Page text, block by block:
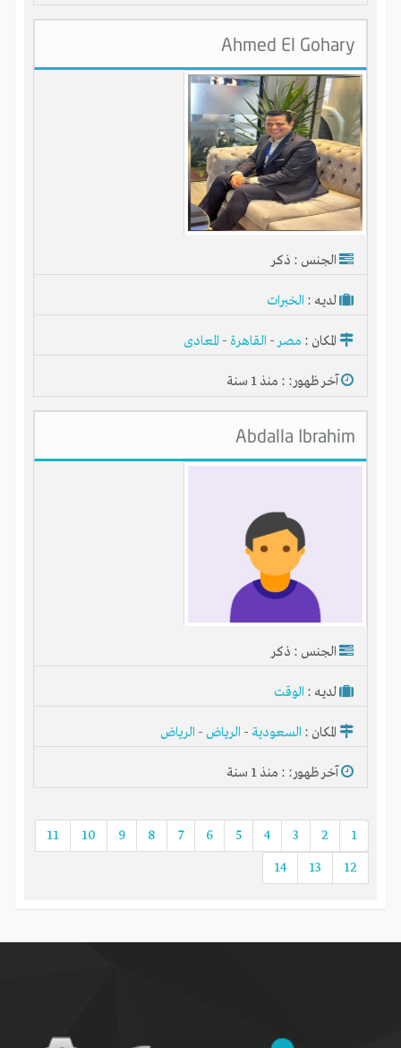
Ahmed El Gohary
الجنس : ذكر
لديـه : الخبرات
المكان : مصر- القاهرة - المعادى
آخر ظهور: : منذ 1 سنة
Abdalla Ibrahim
الجنس : ذكر
لديـه : الوقت
المكان : السعودية - الرياض - الرياض
آخر ظهور: : منذ 1 سنة
1
2
3
4
5
6
7
8
9
10
11
12
13
14